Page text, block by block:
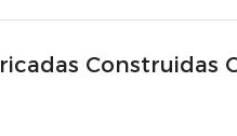
Construidas